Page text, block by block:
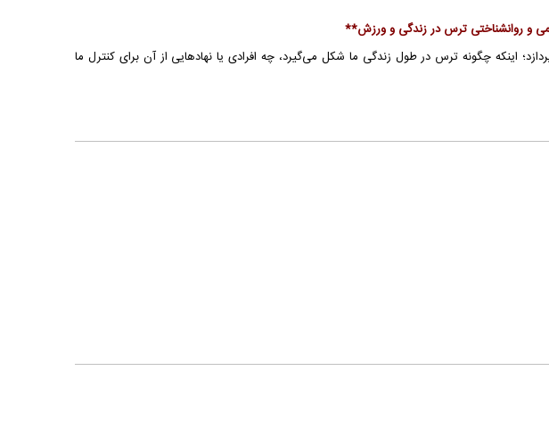
و روانشناختی ترس در زندگی و ورزش**
اینکه چگونه ترس در طول زندگی ما شکل می‌گیرد، چه افرادی یا نهادهایی از آن برای کنترل ما